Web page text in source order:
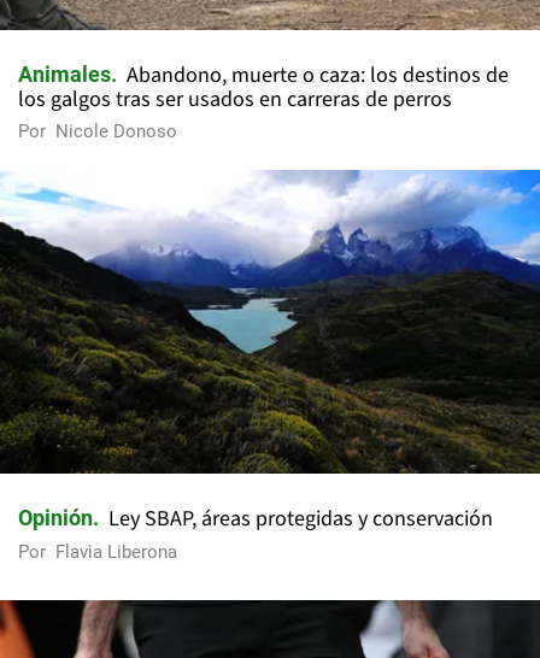
Animales
Abandono, muerte o caza: los destinos de
los galgos tras ser usados en carreras de perros
Por Nicole Donoso
Opinión Ley SBAP, áreas protegidas y conservación
Por Flavia Liberona